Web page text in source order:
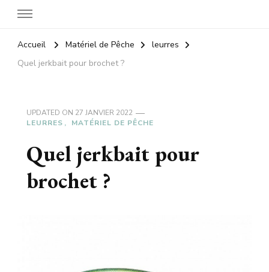
Accueil Matériel de Pêche
leurres
Quel jerkbait pour brochet ?
UPDATED ON 27 JANVIER 2022
LEURRES
MATÉRIEL DE PÊCHE
Quel jerkbait pour
brochet ?